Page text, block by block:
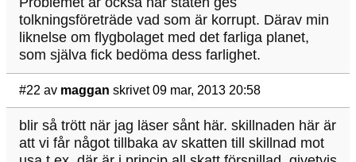
tolkningsföreträde vad som är korrupt. Därav min
liknelse om flygbolaget med det farliga planet,
som själva fick bedöma dess farlighet.
#22 av maggan skrivet 09 mar, 2013 20:58
blir så trött när jag läser sånt här. skillnaden här är
att vi får något tillbaka av skatten till skillnad mot